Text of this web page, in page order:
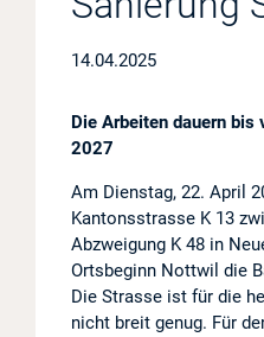
Kontakt
News
Anlässe
Projekte
Log in
14.04.2025
Die Arbeiten dauern
2027
Am Dienstag, 22. April
Kantonsstrasse K 13
Abzweigung K 48 in
Ortsbeginn Nottwil die
Die Strasse ist für die
nicht breit genug. Für